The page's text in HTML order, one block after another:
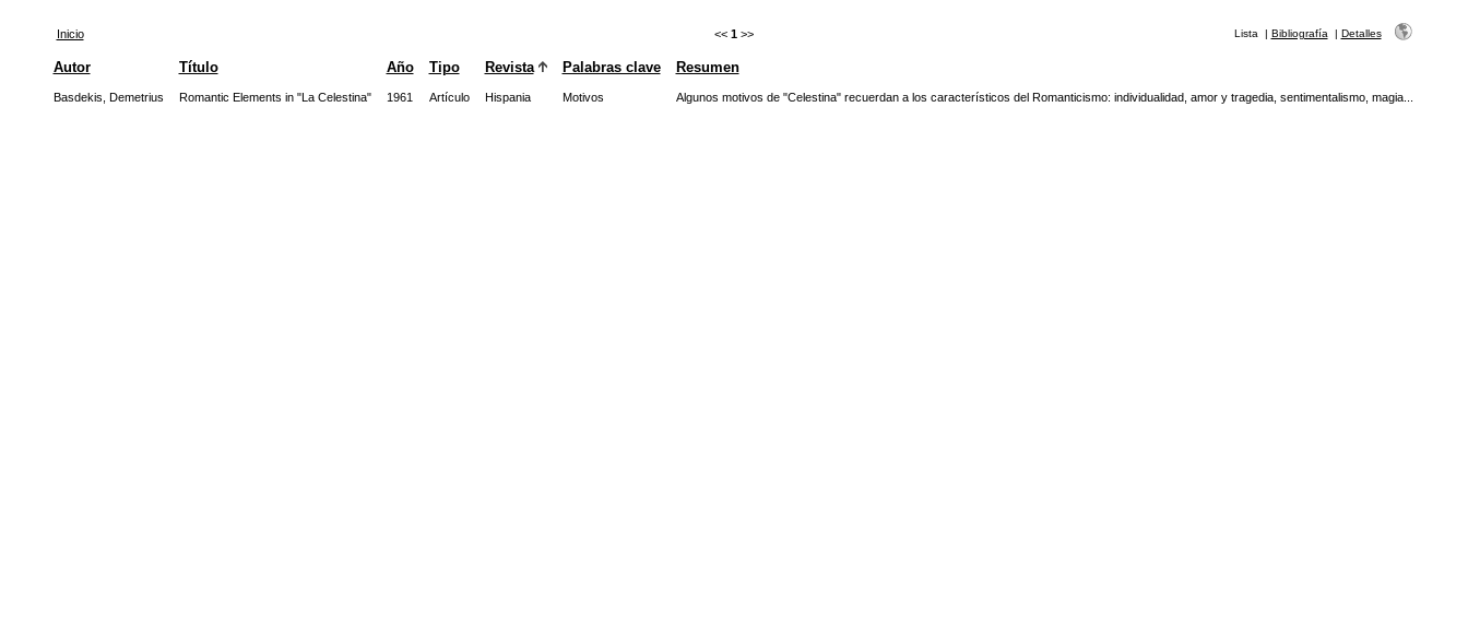
Inicio << 1 >> Lista | Bibliografía | Detalles
Autor Título Año Tipo Revista Palabras clave Resumen
Basdekis, Demetrius Romantic Elements in "La Celestina" 1961 Artículo Hispania Motivos Algunos motivos de "Celestina" recuerdan a los característicos del Romanticismo: individualidad, amor y tragedia, sentimentalismo, magia...